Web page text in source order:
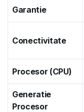
Garantie
Conectivitate
Procesor (CPU)
Generatie
Procesor